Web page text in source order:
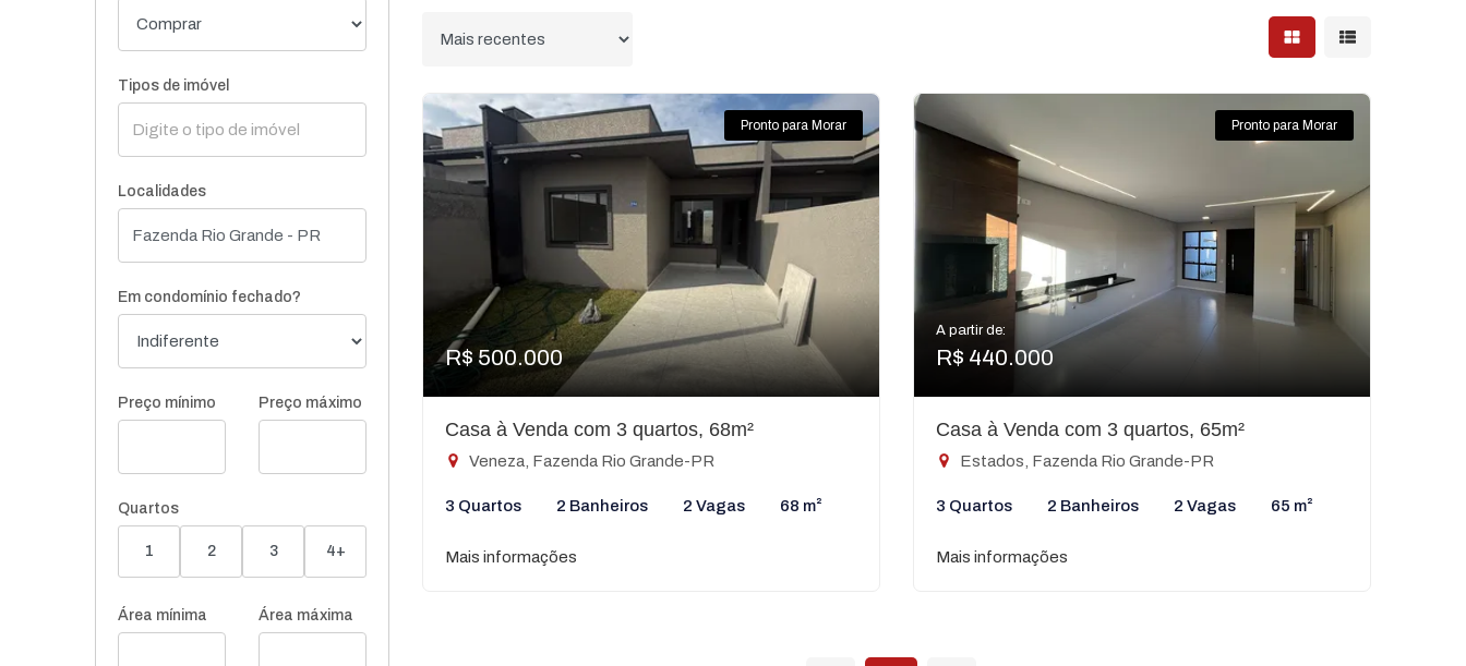
Tipos de imóvel
Localidades
Em condomínio fechado?
Preço mínimo Preço máximo
Quartos
1 2 3 4+
Área mínima Área máxima
Ordenar por Mostrar resultados em
Mostrar
Pronto para Morar
R$ 500.000
Casa à Venda com 3 quartos, 68m²
Veneza, Fazenda Rio Grande-PR
3 Quartos 2 Banheiros 2 Vagas 68 m²
Mais informações
Pronto para Morar
A partir de:
R$ 440.000
Casa à Venda com 3 quartos, 65m²
Estados, Fazenda Rio Grande-PR
3 Quartos 2 Banheiros 2 Vagas 65 m²
Mais informações